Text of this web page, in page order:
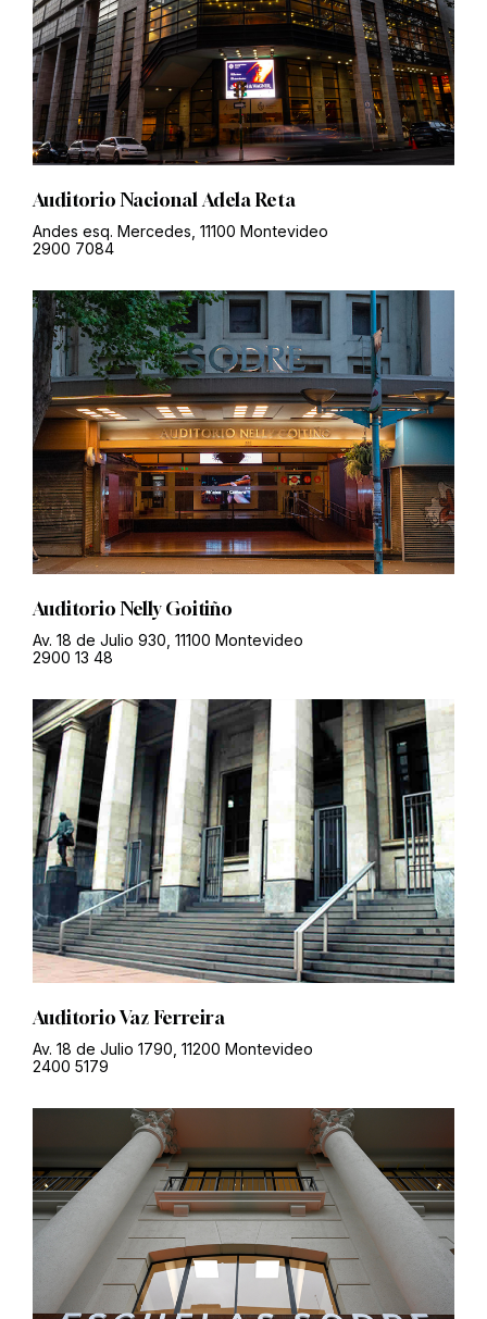
Auditorio Nacional Adela Reta
Andes esq. Mercedes, 11100 Montevideo
2900 7084
Auditorio Nelly Goitiño
Av. 18 de Julio 930, 11100 Montevideo
2900 13 48
Auditorio Vaz Ferreira
Av. 18 de Julio 1790, 11200 Montevideo
2400 5179